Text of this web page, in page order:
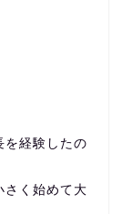
を経験したの
さく始めて大